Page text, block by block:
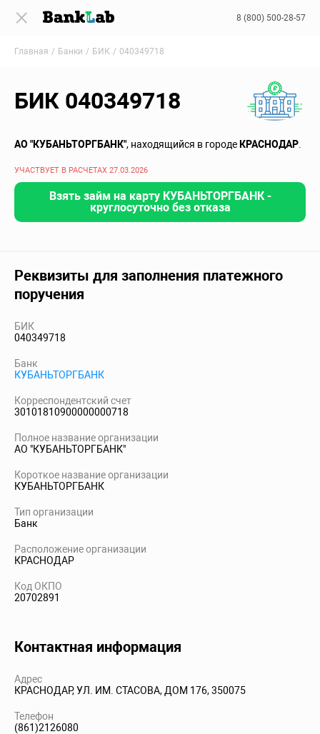
8 (800) 500-28-57
Главная Банки БИК 040349718
БИК 040349718
АО "КУБАНЬТОРГБАНК", находящийся в городе КРАСНОДАР
УЧАСТВУЕТ В РАСЧЕТАХ 27.03.2026
Взять займ на карту КУБАНЬТОРГБАНК -
круглосуточно без отказа
Реквизиты для заполнения платежного
поручения
БИК
040349718
Банк
КУБАНЬТОРГБАНК
Корреспондентский счет
30101810900000000718
Полное название организации
АО "КУБАНЬТОРГБАНК"
Короткое название организации
КУБАНЬТОРГБАНК
Тип организации
Банк
Расположение организации
КРАСНОДАР
Код ОКПО
20702891
Контактная информация
Адрес
КРАСНОДАР, УЛ. ИМ. СТАСОВА, ДОМ 176, 350075
Телефон
(861)2126080